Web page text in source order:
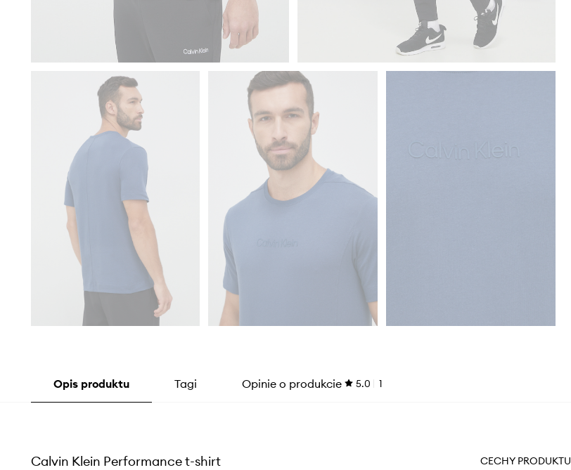
Opis produktu Tagi Opinie o produkcie 5.0 1
Calvin Klein Performance t-shirt CECHY PRODUKTU